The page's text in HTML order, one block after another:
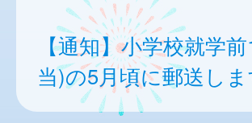
【通知】小学校就学
当)の5月頃に郵送しま